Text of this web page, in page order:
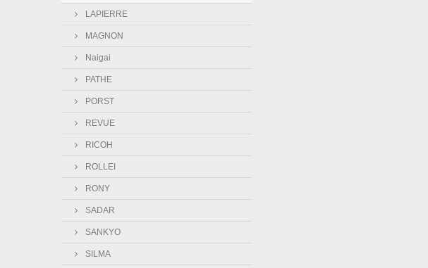
LAPIERRE
MAGNON
Naigai
PATHE
PORST
REVUE
RICOH
ROLLEI
RONY
SADAR
SANKYO
SILMA